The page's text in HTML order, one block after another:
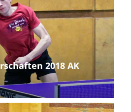
2018 AK